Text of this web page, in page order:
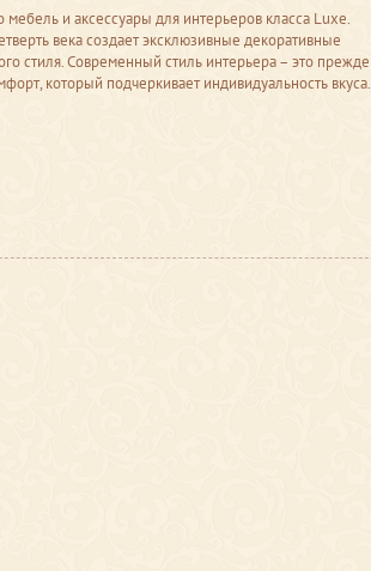
и аксессуары для интерьеров класса Luxe.
века создает эксклюзивные декоративные
стиля. Современный стиль интерьера – это прежде
который подчеркивает индивидуальность вкуса.